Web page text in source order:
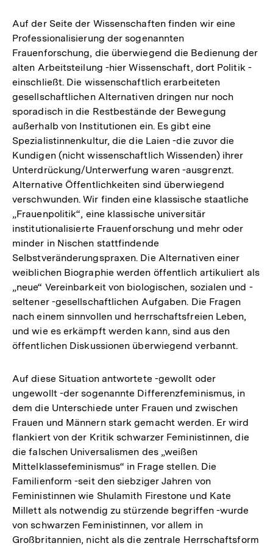
Auf der Seite der Wissenschaften finden wir eine
Professionalisierung der sogenannten
Frauenforschung, die überwiegend die Bedienung der
alten Arbeitsteilung -hier Wissenschaft, dort Politik -
einschließt. Die wissenschaftlich erarbeiteten
gesellschaftlichen Alternativen dringen nur noch
sporadisch in die Restbestände der Bewegung
außerhalb von Institutionen ein. Es gibt eine
Spezialistinnenkultur, die die Laien -die zuvor die
Kundigen (nicht wissenschaftlich Wissenden) ihrer
Unterdrückung/Unterwerfung waren -ausgrenzt.
Alternative Öffentlichkeiten sind überwiegend
verschwunden. Wir finden eine klassische staatliche
„Frauenpolitik“, eine klassische universitär
institutionalisierte Frauenforschung und mehr oder
minder in Nischen stattfindende
Selbstveränderungspraxen. Die Alternativen einer
weiblichen Biographie werden öffentlich artikuliert als
„neue“ Vereinbarkeit von biologischen, sozialen und -
seltener -gesellschaftlichen Aufgaben. Die Fragen
nach einem sinnvollen und herrschaftsfreien Leben,
und wie es erkämpft werden kann, sind aus den
öffentlichen Diskussionen überwiegend verbannt.
Auf diese Situation antwortete -gewollt oder
ungewollt -der sogenannte Differenzfeminismus, in
dem die Unterschiede unter Frauen und zwischen
Frauen und Männern stark gemacht werden. Er wird
flankiert von der Kritik schwarzer Feministinnen, die
die falschen Universalismen des „weißen
Mittelklassefeminismus“ in Frage stellen. Die
Familienform -seit den siebziger Jahren von
Feministinnen wie Shulamith Firestone und Kate
Millett als notwendig zu stürzende begriffen -wurde
von schwarzen Feministinnen, vor allem in
Großbritannien, nicht als die zentrale Herrschaftsform